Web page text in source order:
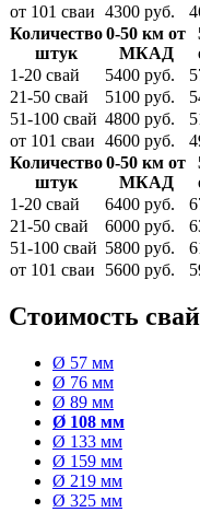
от 101 сваи 4300 руб.
Количество
штук
0-50 км от
МКАД
1-20 свай
5400 руб.
21-50 свай
5100 руб.
51-100 свай 4800 руб.
от 101 сваи 4600 руб.
Количество
штук
0-50 км от
МКАД
1-20 свай
6400 руб.
21-50 свай
6000 руб.
51-100 свай 5800 руб.
от 101 сваи
5600 руб.
Стоимость
Ø 57 мм
Ø 76 мм
Ø 89 мм
Ø 108 мм
Ø 133 мм
Ø 159 мм
Ø 219 мм
Ø 325 мм